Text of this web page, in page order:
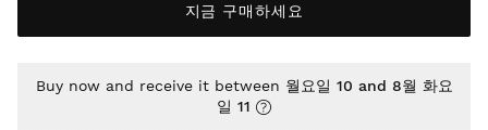
지금 구매하세요
Buy now and receive it between 월요일 10 and 8월 화요
일 11